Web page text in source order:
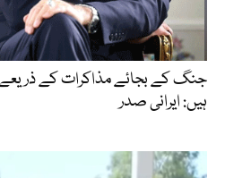
جنگ کے بجائے مذاکرات کے
ہیں: ایرانی صدر